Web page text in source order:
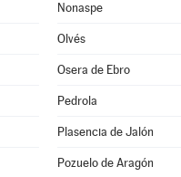
Nonaspe
Olvés
Osera de Ebro
Pedrola
Plasencia de Jalón
Pozuelo de Aragón